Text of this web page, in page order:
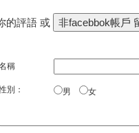
的評語 或
稱
別： 男 女